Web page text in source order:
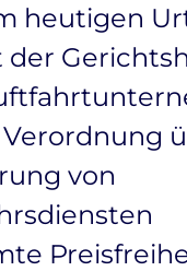
heutigen
von